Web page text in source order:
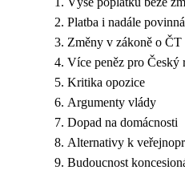
Platba i nadále povinná
Změny v zákoně o ČT
Více peněz pro Český
Kritika opozice
Argumenty vlády
Dopad na domácnosti
Alternativy k
Budoucnost